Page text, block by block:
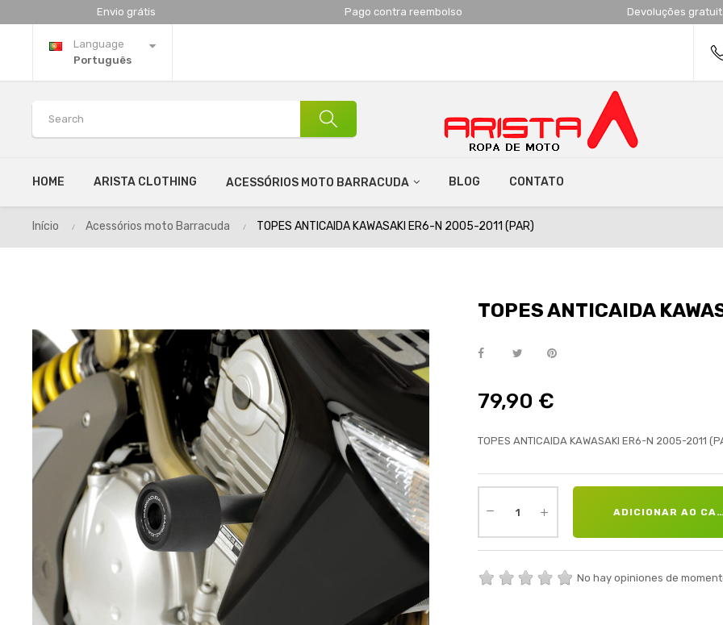
Envio grátis Pago contra reembolso Devoluções
Language
Português
HOME ARISTA CLOTHING ACESSÓRIOS MOTO BARRACUDA BLOG CONTATO
Início Acessórios moto Barracuda TOPES ANTICAIDA KAWASAKI ER6-N 2005-2011 (PAR)
TOPES ANTICAIDA
79,90 €
TOPES ANTICAIDA KAWASAKI ER6-N 2005-2011
ADICIONAR AO
No hay opiniones de